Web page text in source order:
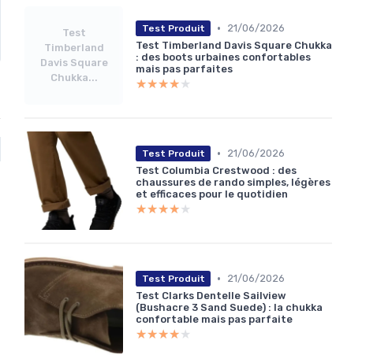
Test
Timberland
Davis Square
Chukka...
Test Produit •
21/06/2026
Test Timberland Davis Square Chukka
: des boots urbaines confortables
mais pas parfaites
★★★★★
★★★★★
Test Produit •
21/06/2026
Test Columbia Crestwood : des
chaussures de rando simples, légères
et efficaces pour le quotidien
★★★★★
★★★★★
Test Produit •
21/06/2026
Test Clarks Dentelle Sailview
(Bushacre 3 Sand Suede) : la chukka
confortable mais pas parfaite
★★★★★
★★★★★